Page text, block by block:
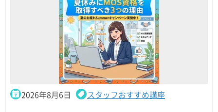
2026年8月6日 スタッフおすすめ講座